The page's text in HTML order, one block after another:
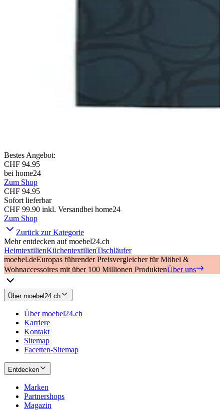
Bestes Angebot:
CHF 94.95
bei home24
Zum Shop
CHF 94.95
Sofort lieferbar
CHF 99.90 inkl. Versandbei home24
Zum Shop
Zurück zur Kategorie
Mehr entdecken auf moebel24.ch
HeimtextilienKüchentextilienTischläufer
moebel.deEuropas führender Preisvergleicher für Möbel &
Wohnaccessoires mit über 100 Millionen ProduktenÜber uns
Über moebel24.ch
Über moebel24.ch
Karriere
Kontakt
Sitemap
Facetten-Sitemap
Entdecken
Marken
Partnershops
Magazin